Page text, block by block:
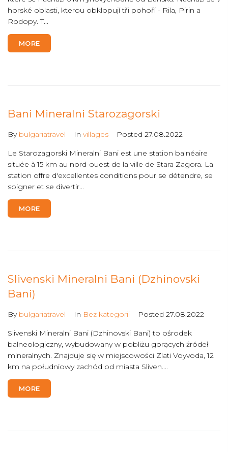
horské oblasti, kterou obklopují tři pohoří - Rila, Pirin a
Rodopy. T...
MORE
Bani Mineralni Starozagorski
By bulgariatravel In villages Posted 27.08.2022
Le Starozagorski Mineralni Bani est une station balnéaire
située à 15 km au nord-ouest de la ville de Stara Zagora. La
station offre d'excellentes conditions pour se détendre, se
soigner et se divertir...
MORE
Slivenski Mineralni Bani (Dzhinovski
Bani)
By bulgariatravel In Bez kategorii Posted 27.08.2022
Slivenski Mineralni Bani (Dzhinovski Bani) to ośrodek
balneologiczny, wybudowany w pobliżu gorących źródeł
mineralnych. Znajduje się w miejscowości Zlati Voyvoda, 12
km na południowy zachód od miasta Sliven....
MORE